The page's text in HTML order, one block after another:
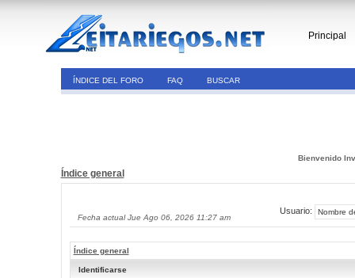
Principal
ÍNDICE DEL FORO FAQ BUSCAR
Bienvenido
Índice general
Fecha actual Jue Ago 06, 2026 11:27 am
Usuario:
Índice general
Identificarse